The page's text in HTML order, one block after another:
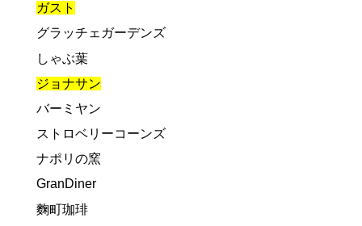
ガスト
グラッチェガーデンズ
しゃぶ葉
ジョナサン
バーミヤン
ストロベリーコーンズ
ナポリの窯
GranDiner
麴町珈琲